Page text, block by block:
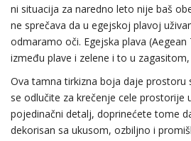
ni situacija za naredno leto nije baš
ne sprečava da u egejskoj plavoj
odmaramo oči. Egejska plava
između plave i zelene i to u
Ova tamna tirkizna boja daje prostoru
se odlučite za krečenje cele prostorije
pojedinačni detalj, doprinećete tome
dekorisan sa ukusom, ozbiljno i